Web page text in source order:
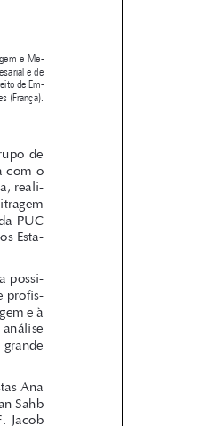

















